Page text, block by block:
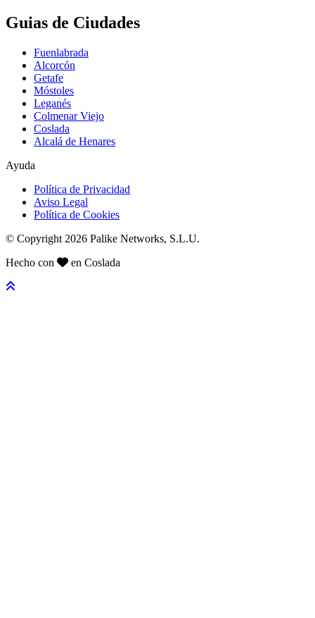
Guias de Ciudades
Fuenlabrada
Alcorcón
Getafe
Móstoles
Leganés
Colmenar Viejo
Coslada
Alcalá de Henares
Ayuda
Política de Privacidad
Aviso Legal
Política de Cookies
© Copyright 2026 Palike Networks, S.L.U.
Hecho con
en Coslada